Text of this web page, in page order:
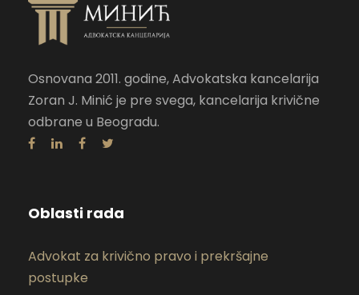
Osnovana 2011. godine, Advokatska kancelarija
Zoran J. Minić je pre svega, kancelarija krivične
odbrane u Beogradu.
Oblasti rada
Advokat za krivično pravo i prekršajne
postupke